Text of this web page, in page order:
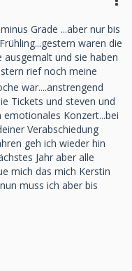
Grade ...aber nur bis
waren die
ausgemalt und sie haben
rief noch meine
war....anstrengend
Tickets und steven und
Konzert...bei
Verabschiedung
geh ich wieder hin
Jahr aber alle
mich das mich Kerstin
muss ich aber bis